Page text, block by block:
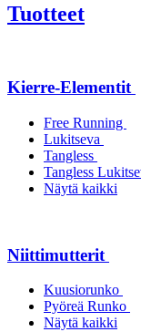
Tuotteet
Kierre-Elementit
Free Running
Lukitseva
Tangless
Tangless
Näytä kaikki
Niittimutterit
Kuusiorunko
Pyöreä Runko
Näytä kaikki